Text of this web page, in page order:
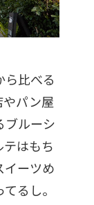
ら比べる
やパン屋
ブルーシ
テはもち
イーツめ
るし。